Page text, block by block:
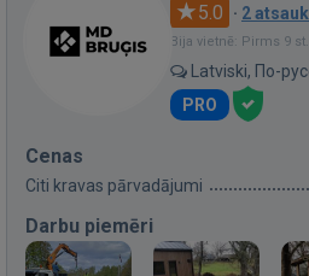
5.0 · 2
Bija vietnē: Pirms 9 st.
Latviski, По-
PRO
Cenas
Citi kravas pārvadājumi
Darbu piemēri